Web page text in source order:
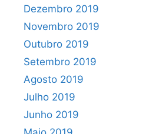
Dezembro 2019
Novembro 2019
Outubro 2019
Setembro 2019
Agosto 2019
Julho 2019
Junho 2019